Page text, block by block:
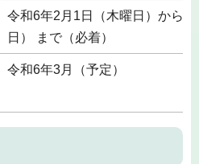
令和6年2月1日（木曜日）から
日） まで（必着）
令和6年3月（予定）